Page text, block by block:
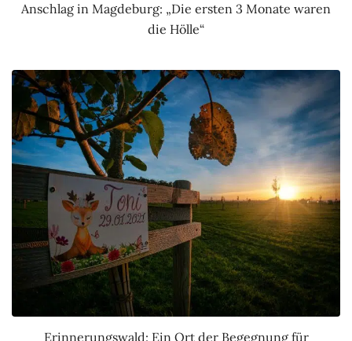
Anschlag in Magdeburg: „Die ersten 3 Monate waren
die Hölle“
Erinnerungswald: Ein Ort der Begegnung für